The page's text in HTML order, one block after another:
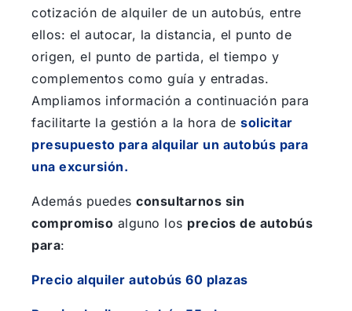
cotización de alquiler de un autobús, entre
ellos: el autocar, la distancia, el punto de
origen, el punto de partida, el tiempo y
complementos como guía y entradas.
Ampliamos información a continuación para
facilitarte la gestión a la hora de solicitar
presupuesto para alquilar un autobús para
una excursión.
Además puedes consultarnos sin
compromiso alguno los precios de autobús
para:
Precio alquiler autobús 60 plazas